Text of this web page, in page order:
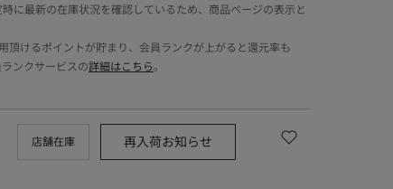
に最新の在庫状況を確認しているため、商品ページの表示と
頂けるポイントが貯まり、会員ランクが上がると還元率も
ンクサービスの詳細はこちら。
店舗在庫 再入荷お知らせ